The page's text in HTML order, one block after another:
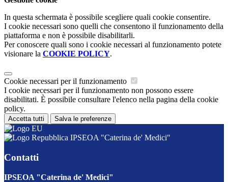
In questa schermata è possibile scegliere quali cookie consentire.
I cookie necessari sono quelli che consentono il funzionamento della
piattaforma e non è possibile disabilitarli.
Per conoscere quali sono i cookie necessari al funzionamento potete
visionare la COOKIE POLICY.
Cookie necessari per il funzionamento
I cookie necessari per il funzionamento non possono essere
disabilitati. È possibile consultare l'elenco nella pagina della cookie
policy.
Accetta tutti Salva le preferenze
IPSEOA "Caterina de' Medici"
Contatti
IPSEOA "Caterina de' Medici"